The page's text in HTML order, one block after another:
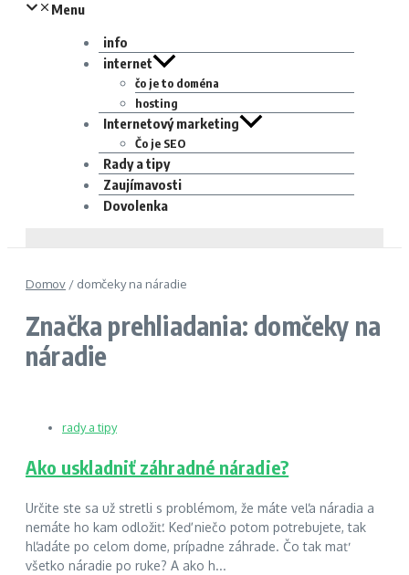
Menu
info
internet
čo je to doména
hosting
Internetový marketing
Čo je SEO
Rady a tipy
Zaujímavosti
Dovolenka
Domov / domčeky na náradie
Značka prehliadania: domčeky na
náradie
rady a tipy
Ako uskladniť záhradné náradie?
Určite ste sa už stretli s problémom, že máte veľa náradia a
nemáte ho kam odložiť. Keď niečo potom potrebujete, tak
hľadáte po celom dome, prípadne záhrade. Čo tak mať
všetko náradie po ruke? A ako h...